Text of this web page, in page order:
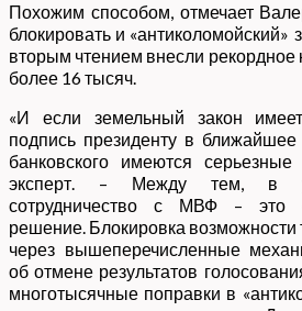
Похожим способом, отмечает
блокировать и «антиколомойский»
вторым чтением внесли рекордное
более 16 тысяч.
«И если земельный закон
подпись президенту в ближайшее
банковского имеются
эксперт. – Между тем, в
сотрудничество с МВФ – это
решение. Блокировка возможности
через вышеперечисленные
об отмене результатов
многотысячные поправки в